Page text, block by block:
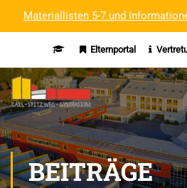
Materiallisten 5-7 und
Elternportal
BEITRÄGE